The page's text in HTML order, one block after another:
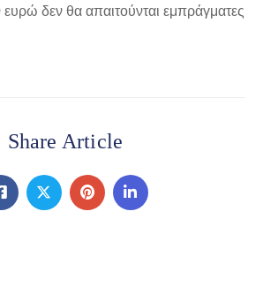
δεν θα απαιτούνται εμπράγματες
Share Article